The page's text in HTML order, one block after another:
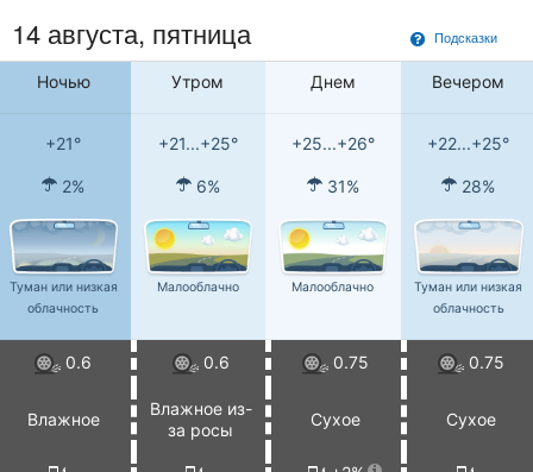
Подсказки
14 августа, пятница
Ночью Утром Днем Вечером
+21° +21...+25° +25...+26° +22...+25°
2% 6% 31% 28%
Туман или низкая
облачность
Малооблачно Малооблачно
Туман или низкая
облачность
0.6 0.6 0.75 0.75
Влажное
Влажное из-
за росы
Сухое Сухое